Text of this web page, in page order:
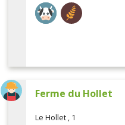
Ferme du Hollet
Le Hollet , 1